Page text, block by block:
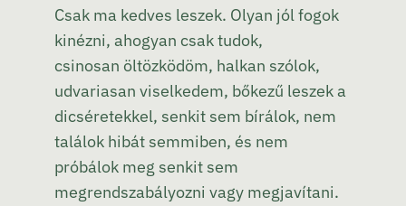
Csak ma kedves leszek. Olyan jól fogok
kinézni, ahogyan csak tudok,
csinosan öltözködöm, halkan szólok,
udvariasan viselkedem, bőkezű leszek a
dicséretekkel, senkit sem bírálok, nem
találok hibát semmiben, és nem
próbálok meg senkit sem
megrendszabályozni vagy megjavítani.